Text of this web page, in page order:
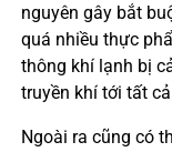
nguyên gây bắt
quá nhiều thực
thông khí lạnh bị
truyền khí tới tất
Ngoài ra cũng có